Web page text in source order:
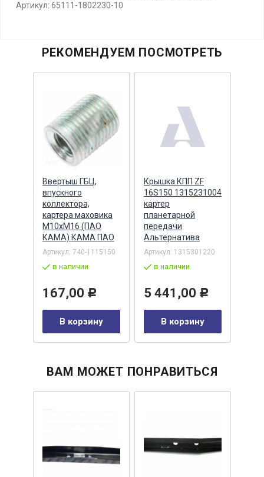
Артикул: 65111-1802230-10
РЕКОМЕНДУЕМ ПОСМОТРЕТЬ
Ввертыш ГБЦ,
впускного
коллектора,
картера маховика
М10хМ16 (ПАО
КАМА) КАМА ПАО
Артикул: 740-1115150
в наличии
167,00 Р
В корзину
Крышка КПП ZF
16S150 1315231004
картер
планетарной
передачи
Альтернатива
Артикул: 1315301220
в наличии
5 441,00 Р
В корзину
ВАМ МОЖЕТ ПОНРАВИТЬСЯ